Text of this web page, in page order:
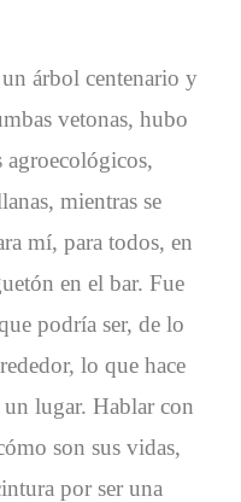
árbol centenario y
vetonas, hubo
agroecológicos,
mientras se
mí, para todos, en
en el bar. Fue
podría ser, de lo
lo que hace
lugar. Hablar con
son sus vidas,
por ser una